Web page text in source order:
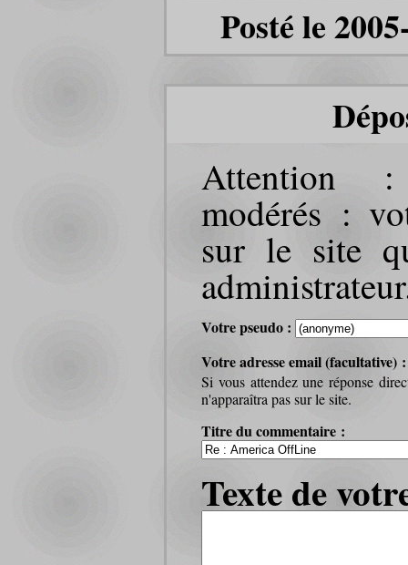
Posté le
Attention :
modérés :
sur le site
Votre pseudo :
Votre adresse email (facultative)
Si vous attendez une réponse
n'apparaîtra pas sur le site.
Titre du commentaire :
Texte de